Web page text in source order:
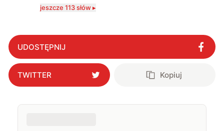
że do urządzeń mobilnych dołączył też inny sprzęt
środku nocy. Od 2019 roku śledzę i opisuję ruchy
antykomórkowe w Polsce i na świecie. Poziom
wylewanego przez nie hejtu świadczy o tym, że robię
to dobrze. Na przestrzeni ostatnich lat moje teksty
pojawiały się na łamach serwisów GamingSociety, Gry-
Online i PCWorld.pl, a od 2020 roku jestem związany z
WhatNext.pl, gdzie jestem zastępcą redaktora
interesując się nowymi technologiami, ale nie
jeszcze 113 słów ▸
UDOSTĘPNIJ
TWITTER Kopiuj